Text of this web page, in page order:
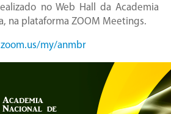
no Web Hall da Academia
na plataforma ZOOM Meetings.
my/anmbr